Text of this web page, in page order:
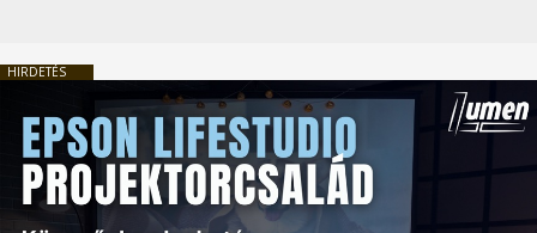
HIRDETÉS